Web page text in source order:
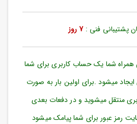
پشتیبانی فنی :7 روز
همراه شما یک حساب کاربری برای شما
میشود .برای اولین بار به صورت
منتقل میشوید و در دفعات بعدی
رمز عبور برای شما پیامک میشود